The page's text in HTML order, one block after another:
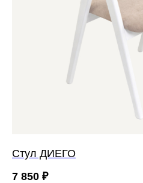
Стул ДИЕГО
7 850 ₽